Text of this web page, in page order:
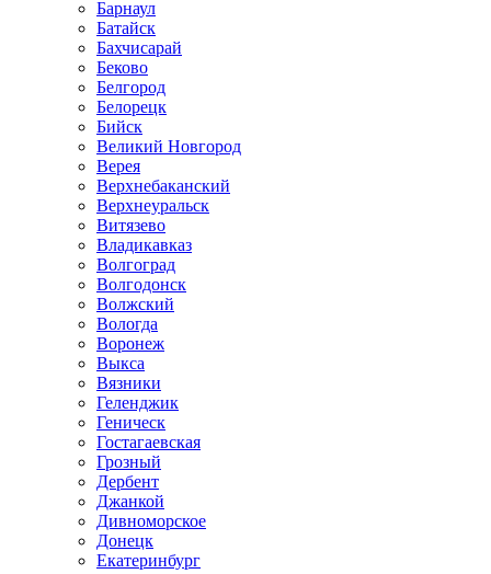
Барнаул
Батайск
Бахчисарай
Беково
Белгород
Белорецк
Бийск
Великий Новгород
Верея
Верхнебаканский
Верхнеуральск
Витязево
Владикавказ
Волгоград
Волгодонск
Волжский
Вологда
Воронеж
Выкса
Вязники
Геленджик
Геническ
Гостагаевская
Грозный
Дербент
Джанкой
Дивноморское
Донецк
Екатеринбург